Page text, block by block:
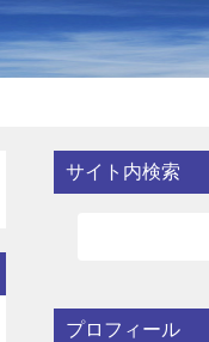
サイト内検索
プロフィール